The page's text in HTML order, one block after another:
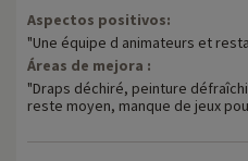
Aspectos positivos:
"Une équipe d animateurs et
Áreas de mejora :
"Draps déchiré, peinture
reste moyen, manque de jeux